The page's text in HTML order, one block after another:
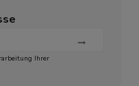
Ihrer